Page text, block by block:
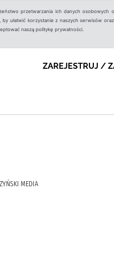
przetwarzania ich danych
ułatwić korzystanie z naszych serwisów
naszą politykę prywatności.
ZAREJESTRUJ /
MEDIA